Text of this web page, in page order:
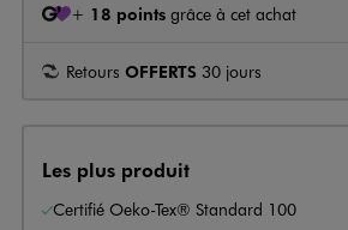
+ 18 points grâce à cet achat
Retours OFFERTS 30 jours
Les plus produit
Certifié Oeko-Tex® Standard 100